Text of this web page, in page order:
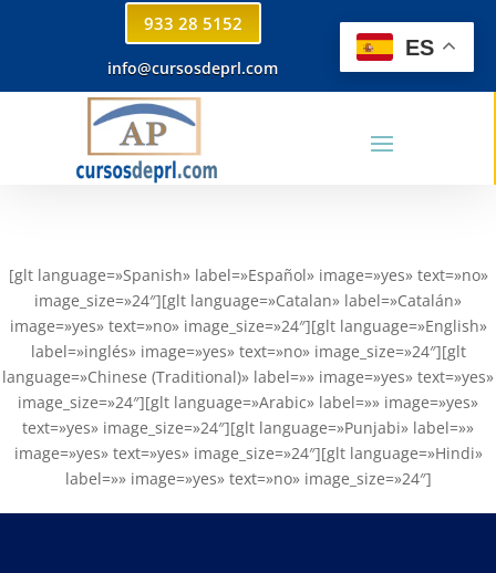
933 28 5152
info@cursosdeprl.com
[glt language=»Spanish» label=»Español» image=»yes» text=»no»
image_size=»24″][glt language=»Catalan» label=»Catalán»
image=»yes» text=»no» image_size=»24″][glt language=»English»
label=»inglés» image=»yes» text=»no» image_size=»24″][glt
language=»Chinese (Traditional)» label=»» image=»yes» text=»yes»
image_size=»24″][glt language=»Arabic» label=»» image=»yes»
text=»yes» image_size=»24″][glt language=»Punjabi» label=»»
image=»yes» text=»yes» image_size=»24″][glt language=»Hindi»
label=»» image=»yes» text=»no» image_size=»24″]
ES